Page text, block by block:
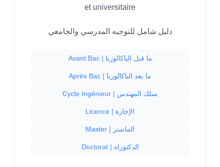
et universitaire
دليل شامل للتوجيه المدرسي والجامعي
Avant Bac | ما قبل الباكالوريا
Après Bac | ما بعد الباكالوريا
Cycle Ingénieur | سلك المهندس
Licence | الإجازة
Master | الماستر
Doctorat | الدكتوراه